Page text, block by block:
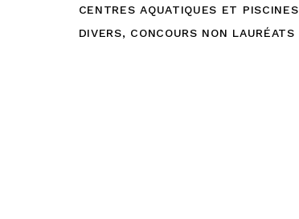
CENTRES AQUATIQUES ET PISCINES
DIVERS, CONCOURS NON LAURÉATS